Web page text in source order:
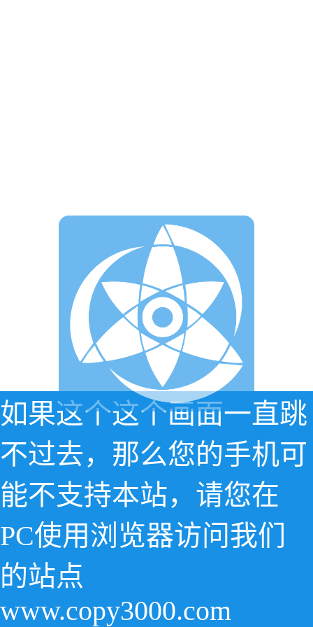
如果这个这个画面一直跳
不过去，那么您的手机可
能不支持本站，请您在
PC使用浏览器访问我们
的站点
www.copy3000.com